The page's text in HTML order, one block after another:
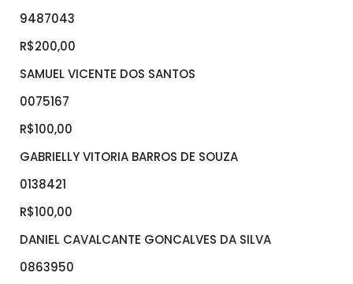
9487043
R$200,00
SAMUEL VICENTE DOS SANTOS
0075167
R$100,00
GABRIELLY VITORIA BARROS DE SOUZA
0138421
R$100,00
DANIEL CAVALCANTE GONCALVES DA SILVA
0863950